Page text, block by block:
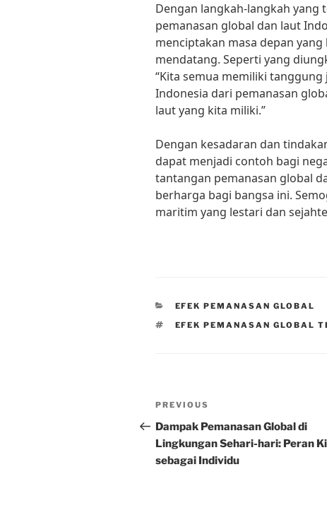
Dengan langkah-langkah yang
pemanasan global dan laut
menciptakan masa depan
mendatang. Seperti yang
“Kita semua memiliki
Indonesia dari pemanasan
laut yang kita miliki.”
Dengan kesadaran dan
dapat menjadi contoh bagi
tantangan pemanasan global
berharga bagi bangsa ini.
maritim yang lestari dan
CATEGORIES
EFEK PEMANASAN GLOBAL
TAGS
EFEK PEMANASAN GLOBAL
Post
navigation
Previous
Post
PREVIOUS
Dampak Pemanasan Global di
Lingkungan Sehari-hari: Peran
sebagai Individu